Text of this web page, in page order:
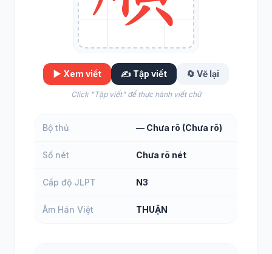
▶️ Xem viết ✍️ Tập viết 🔄 Vẽ lại
Click "Tập viết" để thực hành viết chữ
Bộ thủ — Chưa rõ (Chưa rõ)
Số nét Chưa rõ nét
Cấp độ JLPT N3
Âm Hán Việt THUẬN